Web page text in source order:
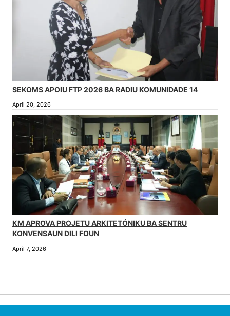
SEKOMS APOIU FTP 2026 BA RADIU KOMUNIDADE 14
April 20, 2026
KM APROVA PROJETU ARKITETÓNIKU BA SENTRU
KONVENSAUN DILI FOUN
April 7, 2026